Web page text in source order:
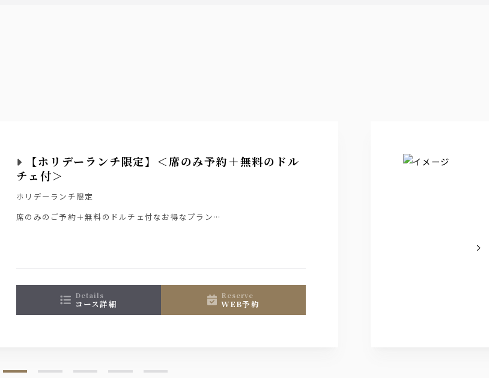
【ホリデーランチ限定】＜席のみ予約＋無料のドル
チェ付＞
ホリデーランチ限定
席のみのご予約＋無料のドルチェ付なお得なプラン
details
コース詳細
reserve
WEB予約